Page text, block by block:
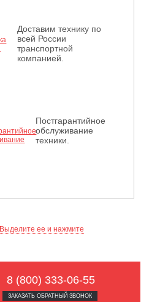
Доставим технику по
всей России
транспортной
компанией.
Постгарантийное
обслуживание
техники.
Выделите ее и нажмите
8 (800) 333-06-55
ЗАКАЗАТЬ ОБРАТНЫЙ ЗВОНОК